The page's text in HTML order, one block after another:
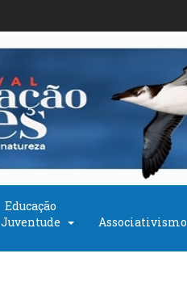
Educação
Juventude
Associativismo